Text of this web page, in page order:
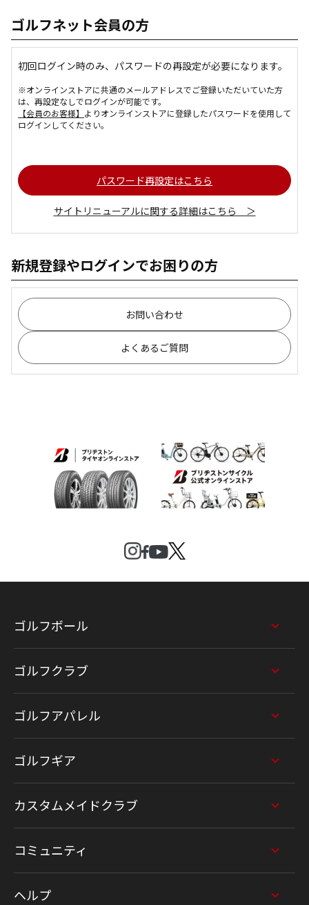
ゴルフネット会員の方
初回ログイン時のみ、パスワードの再設定が必要になります。
※オンラインストアに共通のメールアドレスでご登録いただいていた方
は、再設定なしでログインが可能です。
【会員のお客様】 よりオンラインストアに登録したパスワードを使用して
ログインしてください。
パスワード再設定はこちら
サイトリニューアルに関する詳細はこちら ＞
新規登録やログインでお困りの方
お問い合わせ
よくあるご質問
ゴルフボール
ゴルフクラブ
ゴルフアパレル
ゴルフギア
カスタムメイドクラブ
コミュニティ
ヘルプ